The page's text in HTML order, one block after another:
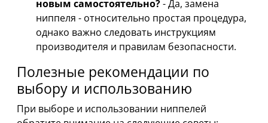
новым самостоятельно?- Да, замена
ниппеля - относительно простая процедура,
однако важно следовать инструкциям
производителя и правилам безопасности.
Полезные рекомендации по
выбору и использованию
При выборе и использовании ниппелей